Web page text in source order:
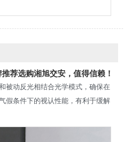
荐选购湘旭交安，值得信赖！
被动反光相结合光学模式，确保在
假条件下的视认性能，有利于缓解